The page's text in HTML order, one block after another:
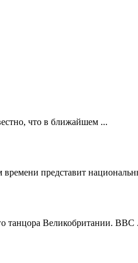
что в ближайшем ...
представит
танцора Великобритании. BBC